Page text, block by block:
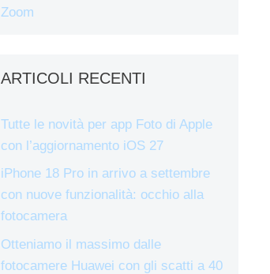
Zoom
ARTICOLI RECENTI
Tutte le novità per app Foto di Apple
con l’aggiornamento iOS 27
iPhone 18 Pro in arrivo a settembre
con nuove funzionalità: occhio alla
fotocamera
Otteniamo il massimo dalle
fotocamere Huawei con gli scatti a 40